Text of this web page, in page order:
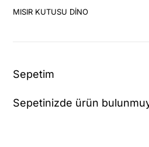
MISIR KUTUSU DİNO
Sepetim
Sepetinizde ürün